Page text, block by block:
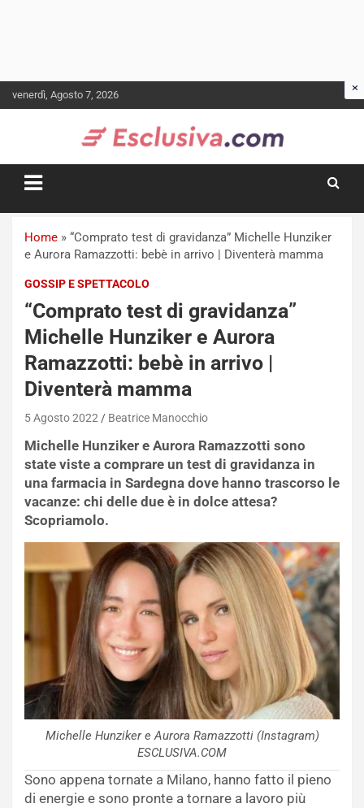
to
venerdì, Agosto 7, 2026
Home » “Comprato test di gravidanza” Michelle Hunziker
e Aurora Ramazzotti: bebè in arrivo | Diventerà mamma
GOSSIP E SPETTACOLO
“Comprato test di gravidanza”
Michelle Hunziker e Aurora
Ramazzotti: bebè in arrivo |
Diventerà mamma
5 Agosto 2022 Beatrice Manocchio
Michelle Hunziker e Aurora Ramazzotti sono
state viste a comprare un test di gravidanza in
una farmacia in Sardegna dove hanno trascorso le
vacanze: chi delle due è in dolce attesa?
Scopriamolo.
Michelle Hunziker e Aurora Ramazzotti (Instagram)
ESCLUSIVA.COM
Sono appena tornate a Milano, hanno fatto il pieno
di energie e sono pronte a tornare a lavoro più